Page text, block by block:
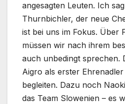
angesagten Leuten. Ich
Thurnbichler, der neue
ist bei uns im Fokus. Über
müssen wir nach ihrem
auch unbedingt sprechen.
Aigro als erster
begleiten. Dazu noch
das Team Slowenien – es